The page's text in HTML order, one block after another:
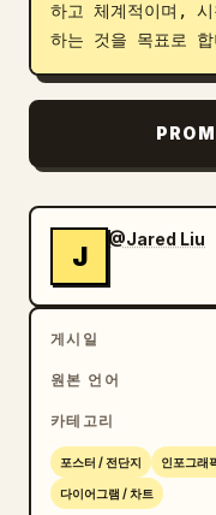
하고 체계적이며,
하는 것을 목표로
J
@Jared Liu
게시일
원본 언어
카테고리
포스터 / 전단지 인포그래
다이어그램 / 차트